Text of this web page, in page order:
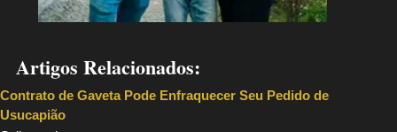
Artigos Relacionados:
Contrato de Gaveta Pode Enfraquecer Seu Pedido de
Usucapião